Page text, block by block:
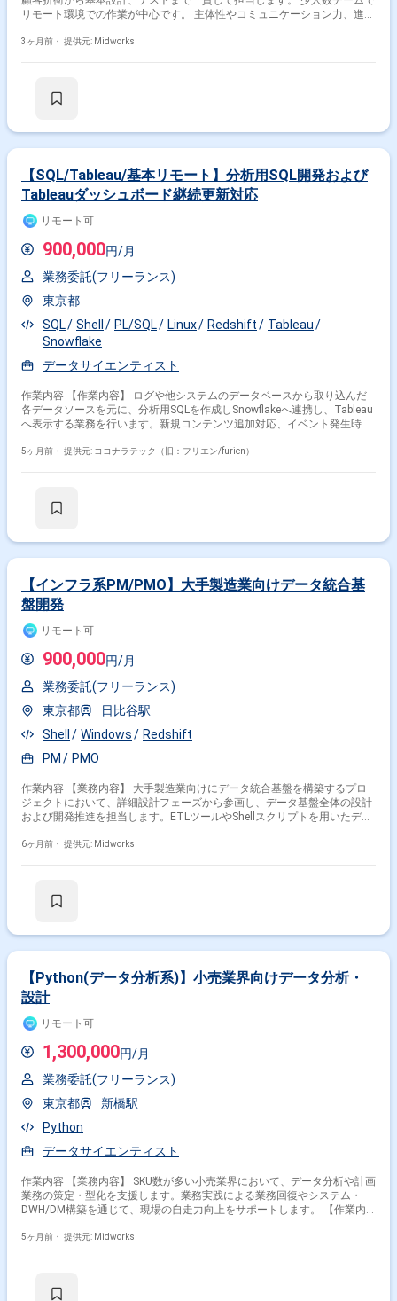
す。
リモート環境での作業が中心です。 主体性やコミュニケーション力、進捗
3ヶ月前・ 提供元: Midworks
【SQL/Tableau/基本リモート】分析用SQL開発および
Tableauダッシュボード継続更新対応
リモート可
900,000円/月
業務委託(フリーランス)
東京都
SQL
Shell PL/SQL Linux Redshift
Tableau
Snowflake
データサイエンティスト
作業内容 【作業内容】 ログや他システムのデータベースから取り込んだ
各データソースを元に、分析用SQLを作成しSnowflakeへ連携し、Tableau
へ表示する業務を行います。新規コンテンツ追加対応、イベント発生時の
およびデータ抽出ロジックの最適化も含まれます。 【求める人物像】 月
5ヶ月前・ 提供元: ココナラテック（旧：フリエン/furien）
【インフラ系PM/PMO】大手製造業向けデータ統合基
盤開発
リモート可
900,000円/月
業務委託(フリーランス)
東京都
日比谷駅
Shell
Windows
Redshift
PM
PMO
作業内容 【業務内容】 大手製造業向けにデータ統合基盤を構築するプロ
ジェクトにおいて、詳細設計フェーズから参画し、データ基盤全体の設計
および開発推進を担当します。ETLツールやShellスクリプトを用いたデー
データ蓄積および分析基盤の構築を行います。関係者と連携しながら、安
基盤開発 ・AmazonS3を用いたデータ格納設計および実装 【稼働日数】
6ヶ月前・ 提供元: Midworks
【Python(データ分析系)】小売業界向けデータ分析・
設計
リモート可
1,300,000円/月
業務委託(フリーランス)
東京都
新橋駅
Python
データサイエンティスト
作業内容 【業務内容】 SKU数が多い小売業界において、データ分析や計画
業務の策定・型化を支援します。業務実践による業務回復やシステム・
DWH/DM構築を通じて、現場の自走力向上をサポートします。 【作業内
（商品部・需給） ・計画業務の策定・型化（グローバルテンプレート）
5ヶ月前・ 提供元: Midworks